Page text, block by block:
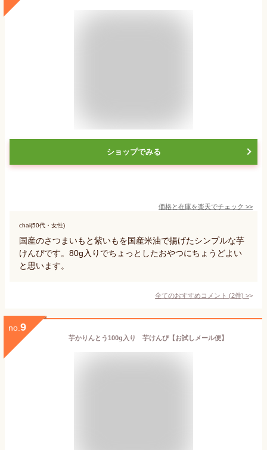
ショップでみる
価格と在庫を楽天でチェック >>
chai(50代・女性)
国産のさつまいもと紫いもを国産米油で揚げたシンプルな芋
けんぴです。80g入りでちょっとしたおやつにちょうどよい
と思います。
全てのおすすめコメント (2件) >
no. 9
芋かりんとう100g入り 芋けんぴ【お試しメール便】